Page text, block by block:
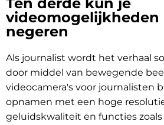
videomogelijkheden
negeren
Als journalist wordt het verhaal
door middel van bewegende
videocamera's voor journalisten
opnamen met een hoge
geluidskwaliteit en functies